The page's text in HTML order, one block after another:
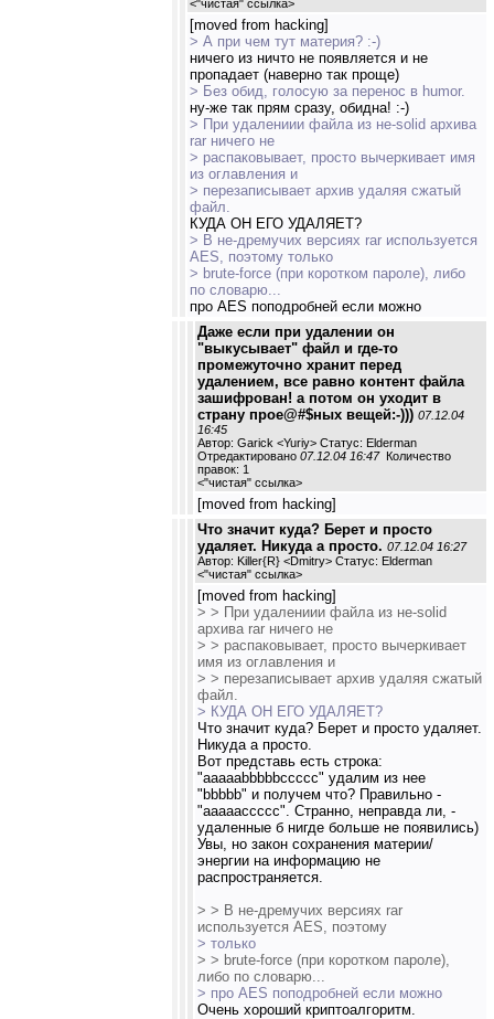
<"чистая" ссылка>
[moved from hacking]
> А при чем тут материя? :-)
ничего из ничто не появляется и не
пропадает (наверно так проще)
> Без обид, голосую за перенос в humor.
ну-же так прям сразу, обидна! :-)
> При удалениии файла из не-solid архива
rar ничего не
> распаковывает, просто вычеркивает имя
из оглавления и
> перезаписывает архив удаляя сжатый
файл.
КУДА ОН ЕГО УДАЛЯЕТ?
> В не-дремучих версиях rar используется
AES, поэтому только
> brute-force (при коротком пароле), либо
по словарю...
про AES поподробней если можно
Даже если при удалении он
"выкусывает" файл и где-то
промежуточно хранит перед
удалением, все равно контент файла
зашифрован! а потом он уходит в
страну прое@#$ных вещей:-))) 07.12.04
16:45
Автор: Garick <Yuriy> Статус: Elderman
Отредактировано 07.12.04 16:47Количество
правок: 1
<"чистая" ссылка>
[moved from hacking]
Что значит куда? Берет и просто
удаляет. Никуда а просто. 07.12.04 16:27
Автор: Killer{R} <Dmitry> Статус: Elderman
<"чистая" ссылка>
[moved from hacking]
> > При удалениии файла из не-solid
архива rar ничего не
> > распаковывает, просто вычеркивает
имя из оглавления и
> > перезаписывает архив удаляя сжатый
файл.
> КУДА ОН ЕГО УДАЛЯЕТ?
Что значит куда? Берет и просто удаляет.
Никуда а просто.
Вот представь есть строка:
"aaaaabbbbbccccc" удалим из нее
"bbbbb" и получем что? Правильно -
"aaaaaccccc". Странно, неправда ли, -
удаленные б нигде больше не появились)
Увы, но закон сохранения материи/
энергии на информацию не
распространяется.
> > В не-дремучих версиях rar
используется AES, поэтому
> только
> > brute-force (при коротком пароле),
либо по словарю...
> про AES поподробней если можно
Очень хороший криптоалгоритм.